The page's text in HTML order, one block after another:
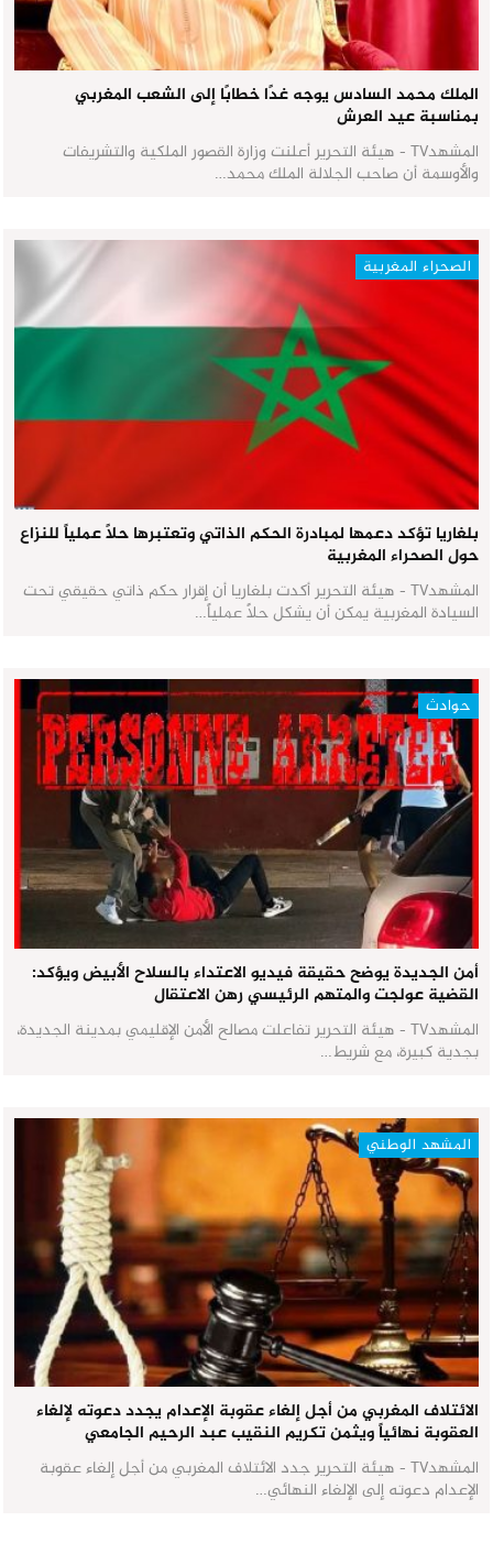
الملك محمد السادس يوجه غدًا خطابًا إلى الشعب المغربي
بمناسبة عيد العرش
المشهدTV - هيئة التحرير أعلنت وزارة القصور الملكية والتشريفات
والأوسمة أن صاحب الجلالة الملك محمد…
الصحراء المغربية
بلغاريا تؤكد دعمها لمبادرة الحكم الذاتي وتعتبرها حلاً عملياً للنزاع
حول الصحراء المغربية
المشهدTV - هيئة التحرير أكدت بلغاريا أن إقرار حكم ذاتي حقيقي تحت
السيادة المغربية يمكن أن يشكل حلاً عملياً…
حوادث
أمن الجديدة يوضح حقيقة فيديو الاعتداء بالسلاح الأبيض ويؤكد:
القضية عولجت والمتهم الرئيسي رهن الاعتقال
المشهدTV - هيئة التحرير تفاعلت مصالح الأمن الإقليمي بمدينة الجديدة،
بجدية كبيرة، مع شريط…
المشهد الوطني
الائتلاف المغربي من أجل إلغاء عقوبة الإعدام يجدد دعوته لإلغاء
العقوبة نهائياً ويثمن تكريم النقيب عبد الرحيم الجامعي
المشهدTV - هيئة التحرير جدد الائتلاف المغربي من أجل إلغاء عقوبة
الإعدام دعوته إلى الإلغاء النهائي…